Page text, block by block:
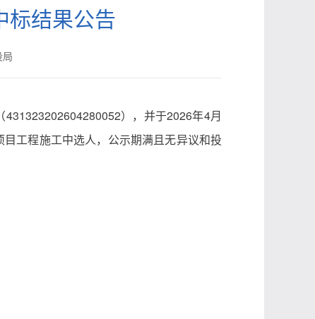
标结果公告
），并于2026年4月
工程施工中选人，公示期满且无异议和投